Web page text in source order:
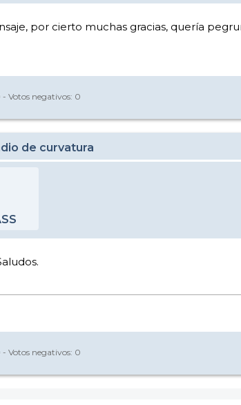
por cierto muchas gracias, quería
- Votos negativos: 0
de curvatura
- Votos negativos: 0